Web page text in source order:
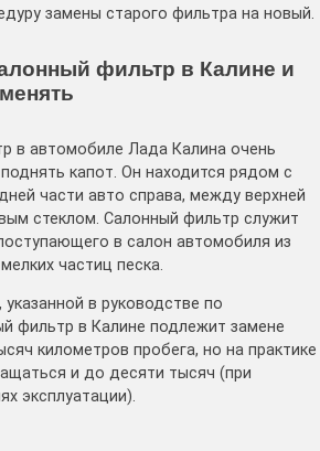
замены старого фильтра на новый.
фильтр в Калине и
в автомобиле Лада Калина очень
капот. Он находится рядом с
части авто справа, между верхней
стеклом. Салонный фильтр служит
в салон автомобиля из
частиц песка.
в руководстве по
фильтр в Калине подлежит замене
километров пробега, но на практике
и до десяти тысяч (при
эксплуатации).